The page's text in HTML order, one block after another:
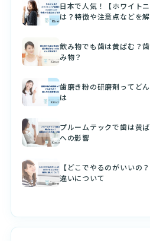
日本で人気！【ホワイト
は？特徴や注意点などを
飲み物でも歯は黄ばむ？
み物？
歯磨き粉の研磨剤ってど
は
プルームテックで歯は黄
への影響
【どこでやるのがいいの
違いについて